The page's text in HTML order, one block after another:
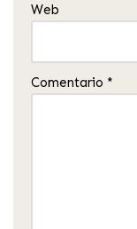
Web
Comentario *